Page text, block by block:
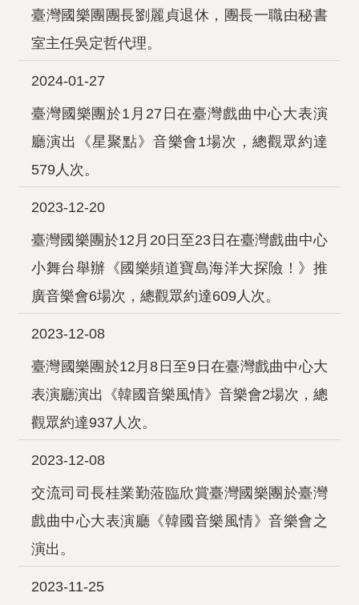
臺灣國樂團團長劉麗貞退休，團長一職由秘書
室主任吳定哲代理。
2024-01-27
臺灣國樂團於1月27日在臺灣戲曲中心大表演
廳演出《星聚點》音樂會1場次，總觀眾約達
579人次。
2023-12-20
臺灣國樂團於12月20日至23日在臺灣戲曲中心
小舞台舉辦《國樂頻道寶島海洋大探險！》推
廣音樂會6場次，總觀眾約達609人次。
2023-12-08
臺灣國樂團於12月8日至9日在臺灣戲曲中心大
表演廳演出《韓國音樂風情》音樂會2場次，總
觀眾約達937人次。
2023-12-08
交流司司長桂業勤蒞臨欣賞臺灣國樂團於臺灣
戲曲中心大表演廳《韓國音樂風情》音樂會之
演出。
2023-11-25